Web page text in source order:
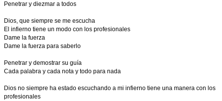
Penetrar y diezmar a todos
Dios, que siempre se me escucha
El infierno tiene un modo con los profesionales
Dame la fuerza
Dame la fuerza para saberlo
Penetrar y demostrar su guía
Cada palabra y cada nota y todo para nada
Dios no siempre ha estado escuchando a mi infierno tiene una manera con los
profesionales